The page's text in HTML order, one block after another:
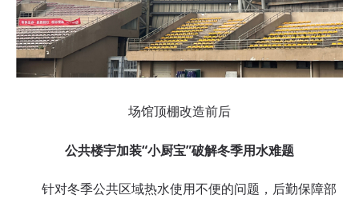
场馆顶棚改造前后
公共楼宇加装“小厨宝”破解冬季用水难题
针对冬季公共区域热水使用不便的问题，后勤保障部